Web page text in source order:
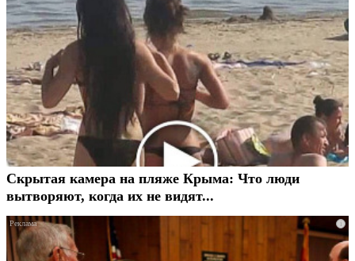
Скрытая камера на пляже Крыма: Что люди
вытворяют, когда их не видят...
i